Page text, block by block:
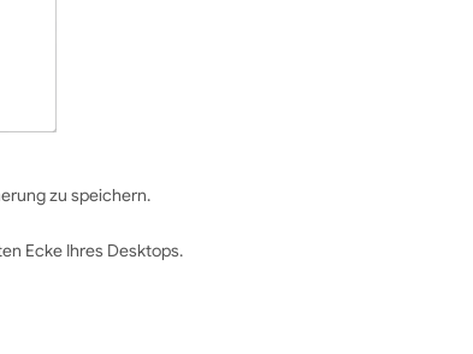
zu speichern.
Ecke Ihres Desktops.